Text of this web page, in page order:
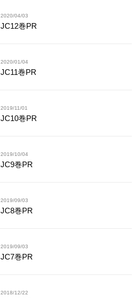
2020/04/03
JC12巻PR
2020/01/04
JC11巻PR
2019/11/01
JC10巻PR
2019/10/04
JC9巻PR
2019/09/03
JC8巻PR
2019/09/03
JC7巻PR
2018/12/22